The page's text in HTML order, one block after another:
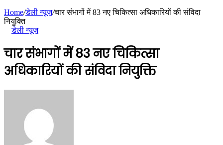
Home/डेली न्यूज़/चार संभागों में 83 नए चिकित्सा अधिकारियों की संविदा
नियुक्ति
डेली न्यूज़
चार संभागों में 83 नए चिकित्सा
अधिकारियों की संविदा नियुक्ति